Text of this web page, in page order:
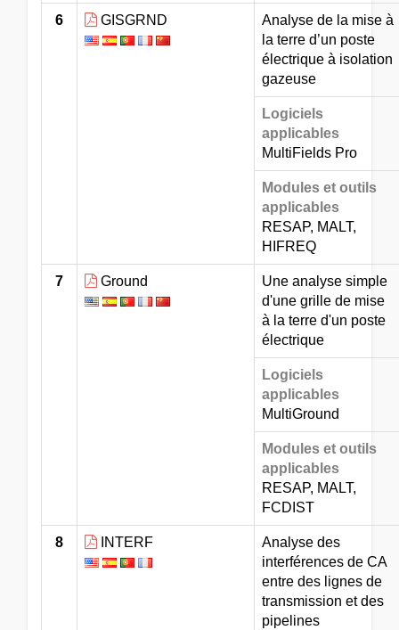
6 GISGRND
Analyse de la mise à
la terre d’un poste
électrique à isolation
gazeuse
Logiciels
applicables
MultiFields Pro
Modules et outils
applicables
RESAP, MALT,
HIFREQ
7 Ground
Une analyse simple
d'une grille de mise
à la terre d'un poste
électrique
Logiciels
applicables
MultiGround
Modules et outils
applicables
RESAP, MALT,
FCDIST
8 INTERF
Analyse des
interférences de CA
entre des lignes de
transmission et des
pipelines